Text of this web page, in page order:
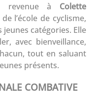
revenue à Colette
l’école de cyclisme,
catégories. Elle
avec bienveillance,
tout en saluant
présents.
COMBATIVE